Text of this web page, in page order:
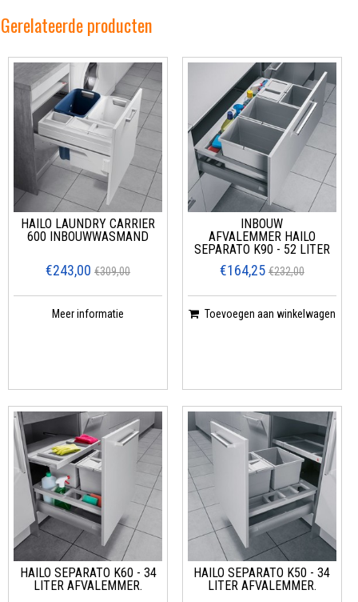
Gerelateerde producten
HAILO LAUNDRY CARRIER
600 INBOUWWASMAND
€243,00 €309,00
Meer informatie
INBOUW
AFVALEMMER HAILO
SEPARATO K90 - 52 LITER
€164,25 €232,00
Toevoegen aan winkelwagen
HAILO SEPARATO K60 - 34
LITER AFVALEMMER.
HAILO SEPARATO K50 - 34
LITER AFVALEMMER.